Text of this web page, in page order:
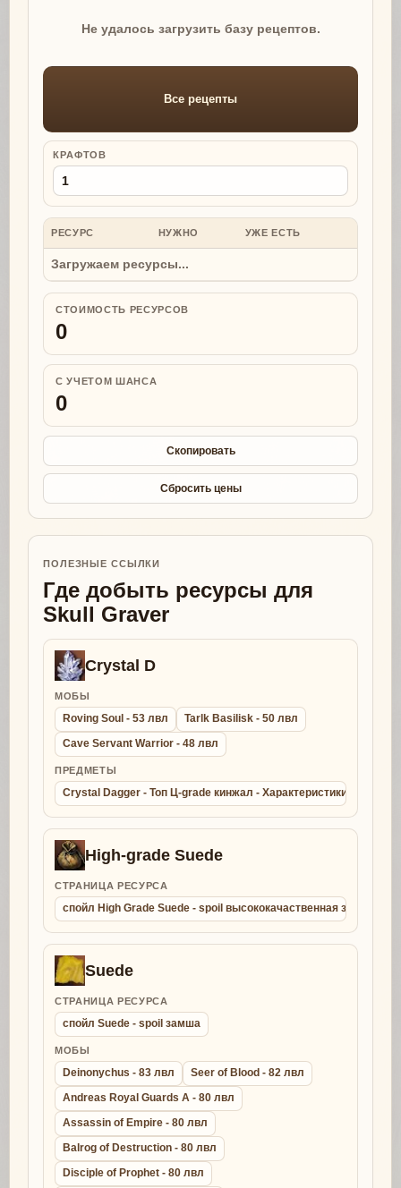
Не удалось загрузить базу рецептов.
Все рецепты
КРАФТОВ
РЕСУРС НУЖНО УЖЕ ЕСТЬ
Загружаем ресурсы...
СТОИМОСТЬ РЕСУРСОВ
0
С УЧЕТОМ ШАНСА
0
Скопировать
Сбросить цены
ПОЛЕЗНЫЕ ССЫЛКИ
Где добыть ресурсы для
Skull Graver
Crystal D
МОБЫ
Roving Soul - 53 лвл
Tarlk Basilisk - 50 лвл
Cave Servant Warrior - 48 лвл
ПРЕДМЕТЫ
Crystal Dagger - Топ Ц-grade кинжал - Характеристики -
High-grade Suede
СТРАНИЦА РЕСУРСА
спойл High Grade Suede - spoil высококачаственная замша
Suede
СТРАНИЦА РЕСУРСА
спойл Suede - spoil замша
МОБЫ
Deinonychus - 83 лвл
Seer of Blood - 82 лвл
Andreas Royal Guards A - 80 лвл
Assassin of Empire - 80 лвл
Balrog of Destruction - 80 лвл
Disciple of Prophet - 80 лвл